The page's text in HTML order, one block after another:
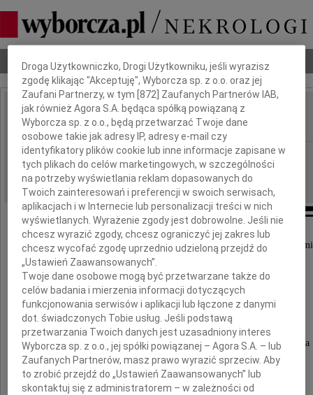
Nekrologi Odeszli Poradnik pogrzebowy
IMIĘ I NAZWISKO: Maciej Kieres
REGION: Wrocław
DATA EMISJI: 07.02.2025
Z głębokim smutkiem przyjęliśmy wiadomość o
Macieja Kieresa
wspaniałego Kolegi, wieloletniego Pracownika
Ośrodka Kultury i Sztuki we Wrocławiu,
Dbamy o Twoją prywatność
Droga Użytkowniczko, Drogi Użytkowniku, jeśli wyrazisz
zgodę klikając "Akceptuję", Wyborcza sp. z o.o. oraz jej
Zaufani Partnerzy, w tym [872] Zaufanych Partnerów IAB,
jak również Agora S.A. będąca spółką powiązaną z
Wyborcza sp. z o.o., będą przetwarzać Twoje dane
osobowe takie jak adresy IP, adresy e-mail czy
identyfikatory plików cookie lub inne informacje zapisane w
tych plikach do celów marketingowych, w szczególności
na potrzeby wyświetlania reklam dopasowanych do
Twoich zainteresowań i preferencji w swoich serwisach,
aplikacjach i w Internecie lub personalizacji treści w nich
wyświetlanych. Wyrażenie zgody jest dobrowolne. Jeśli nie
chcesz wyrazić zgody, chcesz ograniczyć jej zakres lub
chcesz wycofać zgodę uprzednio udzieloną przejdź do
„Ustawień Zaawansowanych”.
Twoje dane osobowe mogą być przetwarzane także do
celów badania i mierzenia informacji dotyczących
funkcjonowania serwisów i aplikacji lub łączone z danymi
dot. świadczonych Tobie usług. Jeśli podstawą
przetwarzania Twoich danych jest uzasadniony interes
Wyborcza sp. z o.o., jej spółki powiązanej – Agora S.A. – lub
Zaufanych Partnerów, masz prawo wyrazić sprzeciw. Aby
to zrobić przejdź do „Ustawień Zaawansowanych” lub
skontaktuj się z administratorem – w zależności od